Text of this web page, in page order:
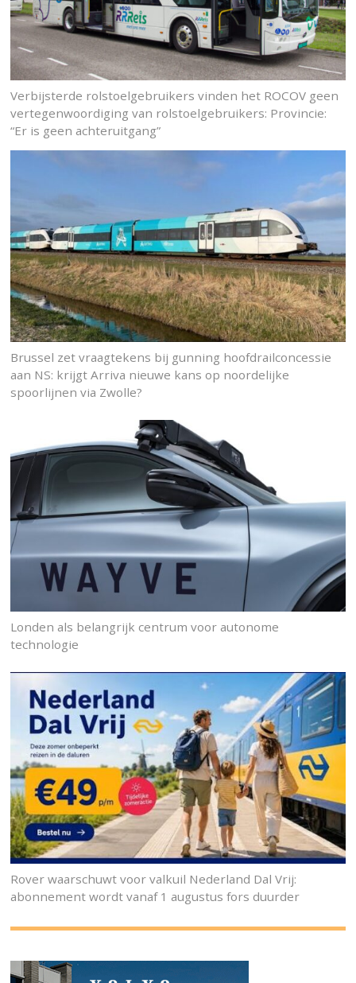
Verbijsterde rolstoelgebruikers vinden het ROCOV geen
vertegenwoordiging van rolstoelgebruikers: Provincie:
“Er is geen achteruitgang”
Brussel zet vraagtekens bij gunning hoofdrailconcessie
aan NS: krijgt Arriva nieuwe kans op noordelijke
spoorlijnen via Zwolle?
Londen als belangrijk centrum voor autonome
technologie
Rover waarschuwt voor valkuil Nederland Dal Vrij:
abonnement wordt vanaf 1 augustus fors duurder